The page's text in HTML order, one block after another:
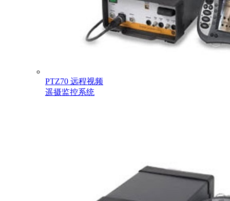
PTZ70 远程视频
遥摄监控系统